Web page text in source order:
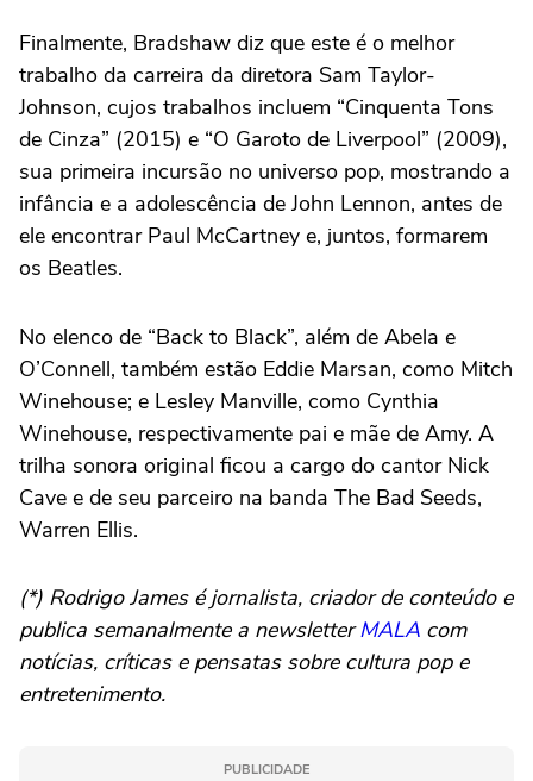
Finalmente, Bradshaw diz que este é o melhor
trabalho da carreira da diretora Sam Taylor-
Johnson, cujos trabalhos incluem “Cinquenta Tons
de Cinza” (2015) e “O Garoto de Liverpool” (2009),
sua primeira incursão no universo pop, mostrando a
infância e a adolescência de John Lennon, antes de
ele encontrar Paul McCartney e, juntos, formarem
os Beatles.
No elenco de “Back to Black”, além de Abela e
O’Connell, também estão Eddie Marsan, como Mitch
Winehouse; e Lesley Manville, como Cynthia
Winehouse, respectivamente pai e mãe de Amy. A
trilha sonora original ficou a cargo do cantor Nick
Cave e de seu parceiro na banda The Bad Seeds,
Warren Ellis.
(*) Rodrigo James é jornalista, criador de conteúdo e
publica semanalmente a newsletterMALA com
notícias, críticas e pensatas sobre cultura pop e
entretenimento.
PUBLICIDADE